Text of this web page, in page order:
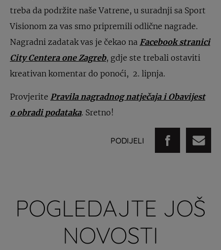
treba da podržite naše Vatrene, u suradnji sa Sport
Visionom za vas smo pripremili odlične nagrade.
Nagradni zadatak vas je čekao na Facebook stranici
City Centera one Zagreb, gdje ste trebali ostaviti
kreativan komentar do ponoći, 2. lipnja.
Provjerite Pravila nagradnog natječaja i Obavijest
o obradi podataka. Sretno!
PODIJELI
POGLEDAJTE JOŠ
NOVOSTI